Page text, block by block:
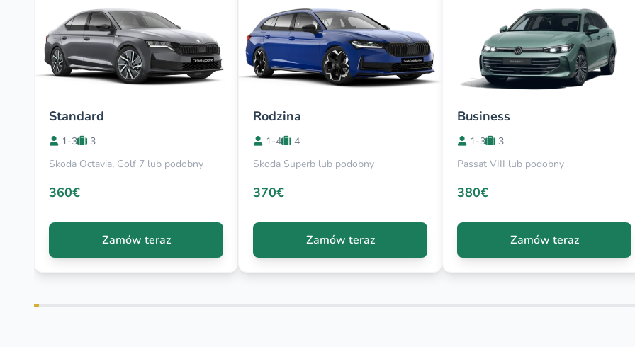
Standard
1-3
3
Skoda Octavia, Golf 7 lub podobny
360€
Zamów teraz
Rodzina
1-4
4
Skoda Superb lub podobny
370€
Zamów teraz
Business
1-3
3
Passat VIII lub podobny
380€
Zamów teraz